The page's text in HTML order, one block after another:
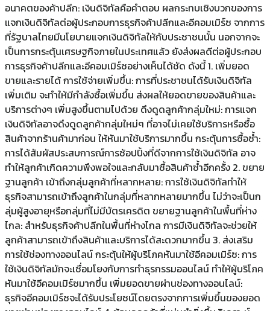
อนาคตของค้าปลีก: เงินดิจิทัลคือคำตอบ ผลกระทบเชิงบวกของการ
แจกเงินดิจิทัลต่อผู้ประกอบการธุรกิจค้าปลีกและอีคอมเมิร์ซ จากการ
ที่รัฐบาลไทยมีนโยบายแจกเงินดิจิทัลให้กับประชาชนนั้น นอกจากจะ
เป็นการกระตุ้นเศรษฐกิจภายในประเทศแล้ว ยังส่งผลดีต่อผู้ประกอบ
การธุรกิจค้าปลีกและอีคอมเมิร์ซอย่างเห็นได้ชัด ดังนี้ 1. เพิ่มยอด
ขายและรายได้ การใช้จ่ายเพิ่มขึ้น: การที่ประชาชนได้รับเงินดิจิทัล
เพิ่มเติม จะทำให้มีกำลังซื้อเพิ่มขึ้น ส่งผลให้ยอดขายของสินค้าและ
บริการต่างๆ เพิ่มสูงขึ้นตามไปด้วย ดึงดูดลูกค้ากลุ่มใหม่: การแจก
เงินดิจิทัลอาจดึงดูดลูกค้ากลุ่มใหม่ๆ ที่อาจไม่เคยใช้บริการหรือซื้อ
สินค้าจากร้านค้ามาก่อน ให้หันมาใช้บริการมากขึ้น กระตุ้นการซื้อซ้ำ:
การได้สัมผัสประสบการณ์การช้อปปิ้งที่ดีจากการใช้เงินดิจิทัล อาจ
ทำให้ลูกค้าเกิดความพึงพอใจและกลับมาซื้อสินค้าซ้ำอีกครั้ง 2. ขยาย
ฐานลูกค้า เข้าถึงกลุ่มลูกค้าที่หลากหลาย: การใช้เงินดิจิทัลทำให้
ธุรกิจสามารถเข้าถึงลูกค้าในกลุ่มที่หลากหลายมากขึ้น ไม่ว่าจะเป็นก
ลุ่มผู้สูงอายุหรือกลุ่มที่ไม่มีบัตรเครดิต ขยายฐานลูกค้าในพื้นที่ห่าง
ไกล: สำหรับธุรกิจค้าปลีกในพื้นที่ห่างไกล การมีเงินดิจิทัลจะช่วยให้
ลูกค้าสามารถเข้าถึงสินค้าและบริการได้สะดวกมากขึ้น 3. ส่งเสริม
การใช้ช่องทางออนไลน์ กระตุ้นให้ผู้บริโภคหันมาใช้อีคอมเมิร์ซ: การ
ใช้เงินดิจิทัลมักจะเชื่อมโยงกับการทำธุรกรรมออนไลน์ ทำให้ผู้บริโภค
หันมาใช้อีคอมเมิร์ซมากขึ้น เพิ่มยอดขายผ่านช่องทางออนไลน์:
ธุรกิจอีคอมเมิร์ซจะได้รับประโยชน์โดยตรงจากการเพิ่มขึ้นของยอด